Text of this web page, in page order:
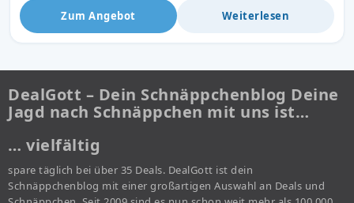
Zum Angebot Weiterlesen
DealGott – Dein Schnäppchenblog Deine
Jagd nach Schnäppchen mit uns ist…
… vielfältig
spare täglich bei über 35 Deals. DealGott ist dein
Schnäppchenblog mit einer großartigen Auswahl an Deals und